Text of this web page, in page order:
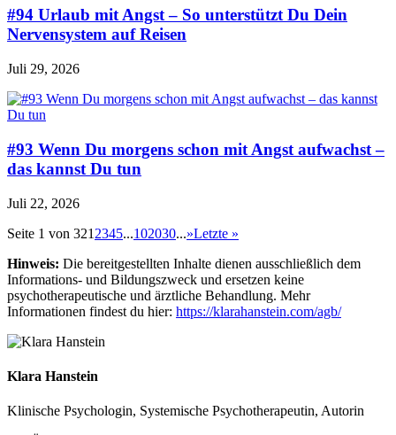
#94 Urlaub mit Angst – So unterstützt Du Dein
Nervensystem auf Reisen
Juli 29, 2026
#93 Wenn Du morgens schon mit Angst aufwachst –
das kannst Du tun
Juli 22, 2026
Seite 1 von 321 2345...102030...»Letzte »
Hinweis: Die bereitgestellten Inhalte dienen ausschließlich dem
Informations- und Bildungszweck und ersetzen keine
psychotherapeutische und ärztliche Behandlung. Mehr
Informationen findest du hier: https://klarahanstein.com/agb/
Klara Hanstein
Klinische Psychologin, Systemische Psychotherapeutin, Autorin